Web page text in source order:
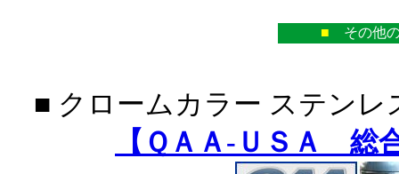
■ その他
■ クロームカラー ステン
【ＱＡＡ-ＵＳＡ 総